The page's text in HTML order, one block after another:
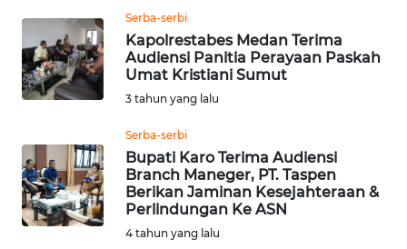
Serba-serbi
Kapolrestabes Medan Terima
Audiensi Panitia Perayaan Paskah
Umat Kristiani Sumut
3 tahun yang lalu
Serba-serbi
Bupati Karo Terima Audiensi
Branch Maneger, PT. Taspen
Berikan Jaminan Kesejahteraan &
Perlindungan Ke ASN
4 tahun yang lalu
WN
PAKPAK
WN
KARAWANG
BEKASI
WN